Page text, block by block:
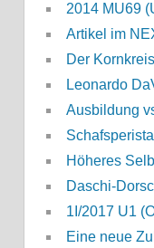
2014 MU69
Artikel im
Der
Leonardo
Ausbildung
Höheres
Daschi-
1I/2017 U1
Eine neue